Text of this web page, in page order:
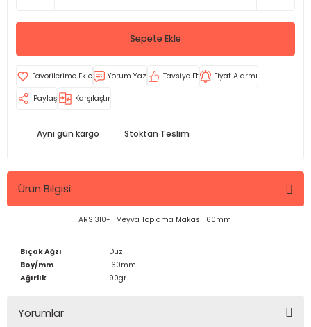
Sepete Ekle
Yorum Yaz Tavsiye Et Fiyat Alarmı
Paylaş Karşılaştır
Aynı gün kargo Stoktan Teslim
Ürün Bilgisi
ARS 310-T Meyva Toplama Makası 160mm
Bıçak Ağzı
Düz
Boy/mm
160mm
Ağırlık
90gr
Yorumlar